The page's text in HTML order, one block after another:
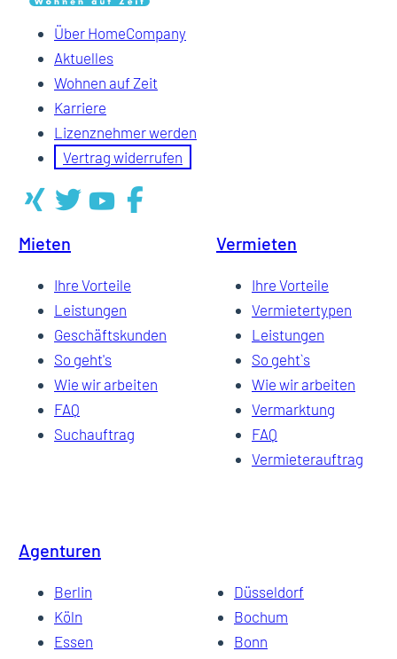
Über HomeCompany
Aktuelles
Wohnen auf Zeit
Karriere
Lizenznehmer werden
Vertrag widerrufen
Mieten
Ihre Vorteile
Leistungen
Geschäftskunden
So geht's
Wie wir arbeiten
FAQ
Suchauftrag
Vermieten
Ihre Vorteile
Vermietertypen
Leistungen
So geht`s
Wie wir arbeiten
Vermarktung
FAQ
Vermieterauftrag
Agenturen
Berlin
Düsseldorf
Köln
Bochum
Essen
Bonn